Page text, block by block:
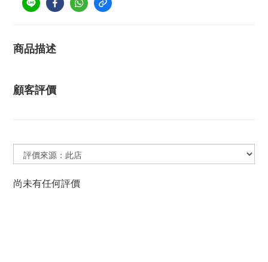
商品描述
顧客評價
尚未有任何評價